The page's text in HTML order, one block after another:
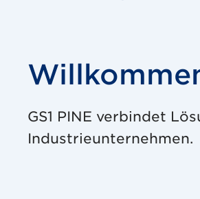
GS1 PINE verbindet
Industrieunternehmen.